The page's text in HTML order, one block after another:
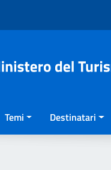
Temi Destinatari